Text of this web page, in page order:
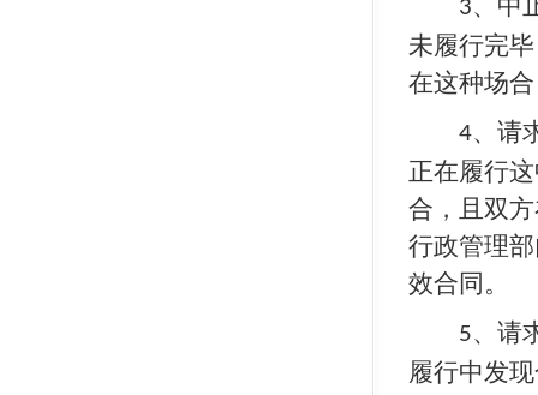
3、中
未履行完
在这种场
4、请
正在履行
合，且双
行政管理
效合同。
5、请
履行中发